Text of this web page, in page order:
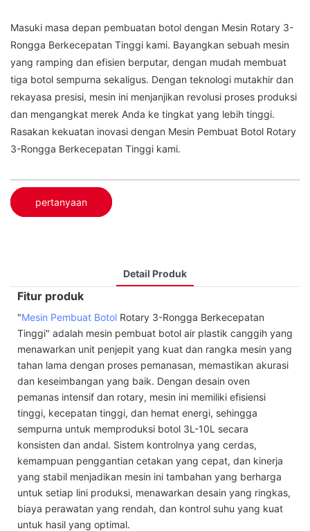
Masuki masa depan pembuatan botol dengan Mesin Rotary 3-
Rongga Berkecepatan Tinggi kami. Bayangkan sebuah mesin
yang ramping dan efisien berputar, dengan mudah membuat
tiga botol sempurna sekaligus. Dengan teknologi mutakhir dan
rekayasa presisi, mesin ini menjanjikan revolusi proses produksi
dan mengangkat merek Anda ke tingkat yang lebih tinggi.
Rasakan kekuatan inovasi dengan Mesin Pembuat Botol Rotary
3-Rongga Berkecepatan Tinggi kami.
pertanyaan
Detail Produk
Fitur produk
"Mesin Pembuat Botol Rotary 3-Rongga Berkecepatan
Tinggi" adalah mesin pembuat botol air plastik canggih yang
menawarkan unit penjepit yang kuat dan rangka mesin yang
tahan lama dengan proses pemanasan, memastikan akurasi
dan keseimbangan yang baik. Dengan desain oven
pemanas intensif dan rotary, mesin ini memiliki efisiensi
tinggi, kecepatan tinggi, dan hemat energi, sehingga
sempurna untuk memproduksi botol 3L-10L secara
konsisten dan andal. Sistem kontrolnya yang cerdas,
kemampuan penggantian cetakan yang cepat, dan kinerja
yang stabil menjadikan mesin ini tambahan yang berharga
untuk setiap lini produksi, menawarkan desain yang ringkas,
biaya perawatan yang rendah, dan kontrol suhu yang kuat
untuk hasil yang optimal.